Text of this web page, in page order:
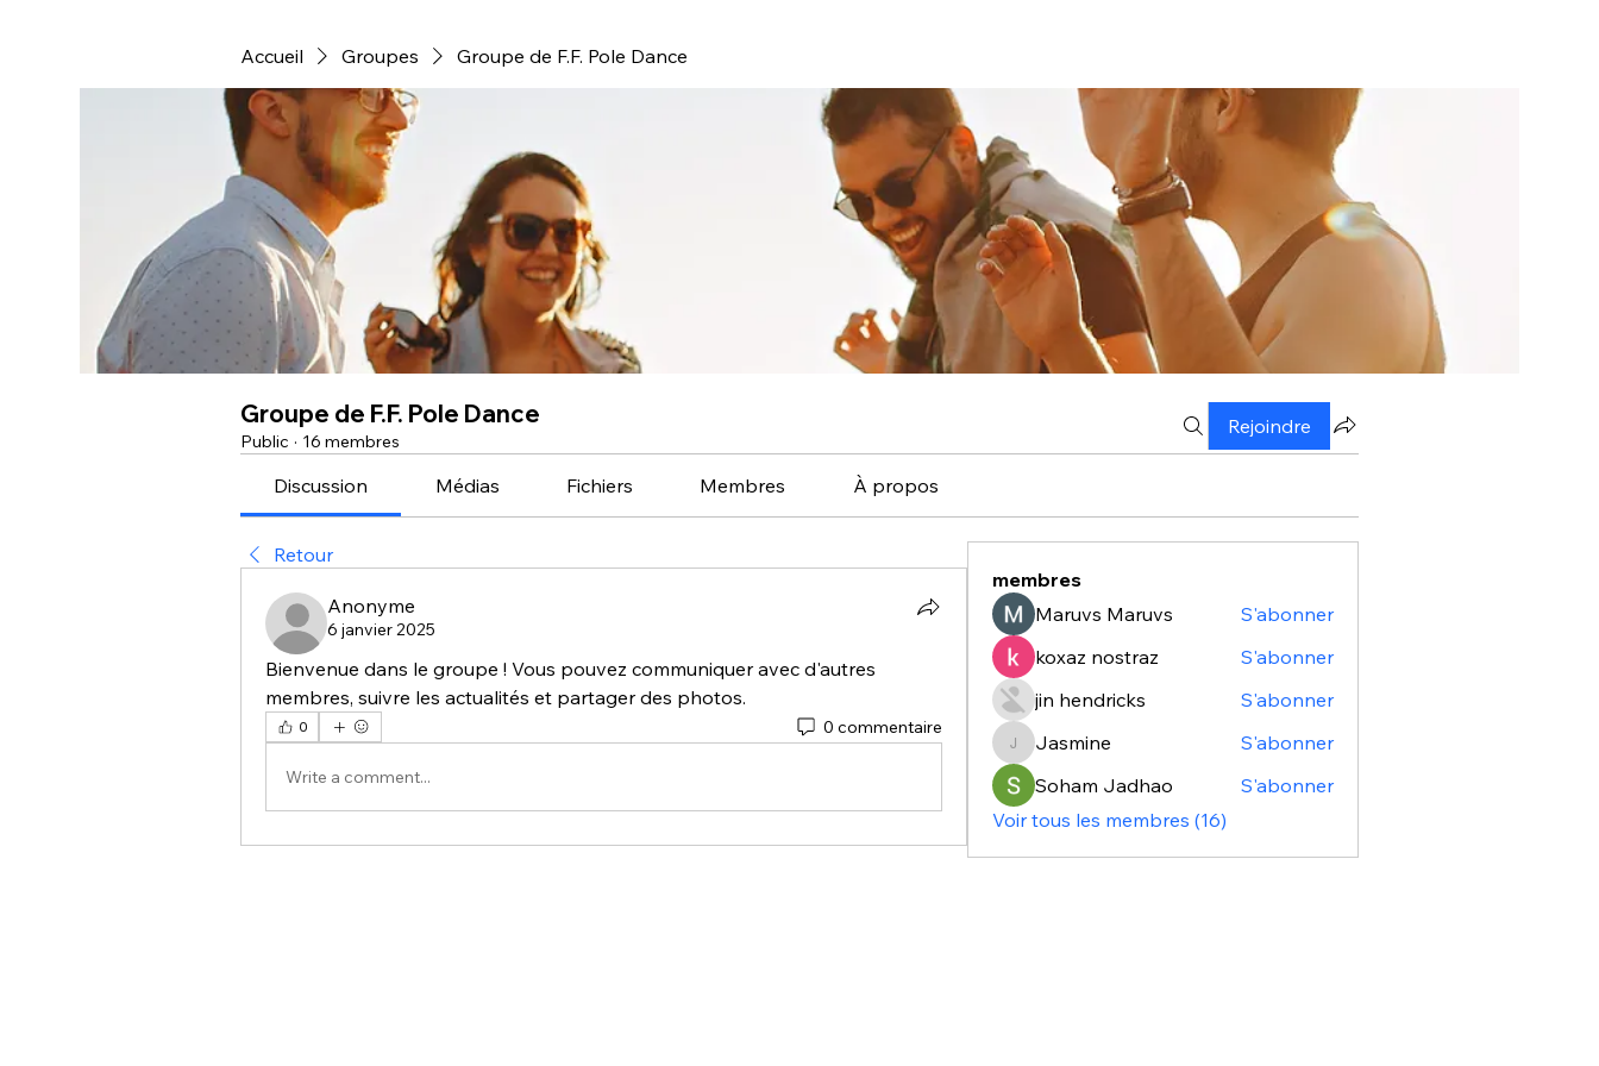
Accueil Groupes Groupe de F.F. Pole Dance
Groupe de F.F. Pole Dance
Public · 16 membres
Rejoindre
Discussion Médias Fichiers Membres À propos
Retour
Anonyme
6 janvier 2025
Bienvenue dans le groupe ! Vous pouvez communiquer avec d'autres
membres, suivre les actualités et partager des photos.
0 0 commentaire
Write a comment...
membres
Maruvs Maruvs
S'abonner
koxaz nostraz
S'abonner
jin hendricks
S'abonner
Jasmine
Jasmine
S'abonner
Soham Jadhao
S'abonner
Voir tous les membres (16)